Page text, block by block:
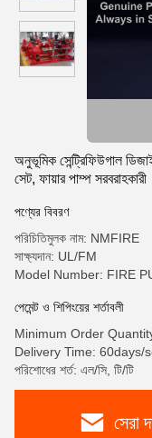
অনুভূমিক সেন্ট্রিফিউগাল
সেট, ফায়ার পাম্প সরবরাহকারী
পণ্যের বিবরণ
পরিচিতিমুলক নাম: NMFIRE
সাক্ষ্যদান: UL/FM
Model Number: FIRE
পেমেন্ট ও শিপিংয়ের শর্তাবলী
Minimum Order
Delivery Time: 60days/
পরিশোধের শর্ত: এল/সি, টি/টি
সেরা